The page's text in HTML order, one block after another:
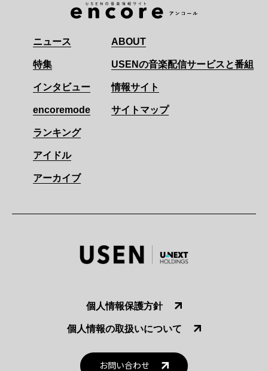
ニュース
特集
インタビュー
encoremode
ランキング
アイドル
アーカイブ
ABOUT
USENの音楽配信サービスと番組
情報サイト
サイトマップ
個人情報保護方針
個人情報の取扱いについて
お問い合わせ